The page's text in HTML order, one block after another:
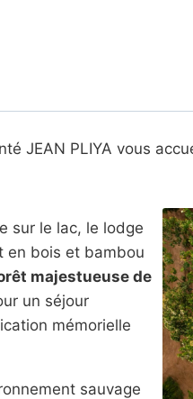
JEAN PLIYA vous
sur le lac, le lodge
en bois et bambou
majestueuse de
un séjour
mémorielle
sauvage